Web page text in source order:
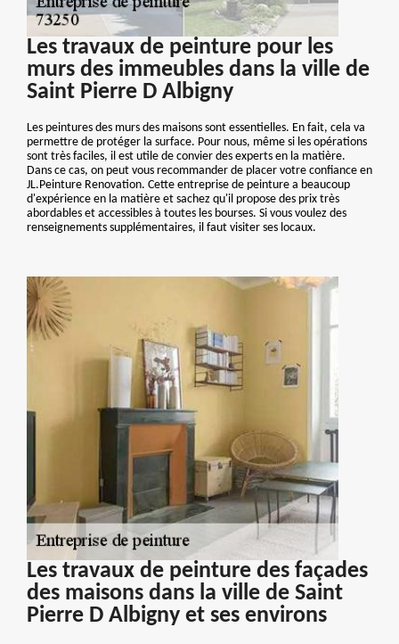
Les travaux de peinture pour les
murs des immeubles dans la ville de
Saint Pierre D Albigny
Les peintures des murs des maisons sont essentielles. En fait, cela va
permettre de protéger la surface. Pour nous, même si les opérations
sont très faciles, il est utile de convier des experts en la matière.
Dans ce cas, on peut vous recommander de placer votre confiance en
JL.Peinture Renovation. Cette entreprise de peinture a beaucoup
d'expérience en la matière et sachez qu'il propose des prix très
abordables et accessibles à toutes les bourses. Si vous voulez des
renseignements supplémentaires, il faut visiter ses locaux.
Les travaux de peinture des façades
des maisons dans la ville de Saint
Pierre D Albigny et ses environs